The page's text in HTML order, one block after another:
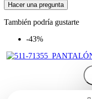
Hacer una pregunta
También podría gustarte
-43%